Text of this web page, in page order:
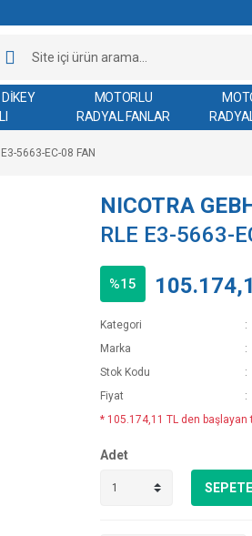
MOTORLU
RADYAL FANLAR
E3-5663-EC-08 FAN
NICOTRA
RLE E3-5663-
%15
Kategori
Marka
Stok Kodu
Fiyat
* 105.174,11 TL den başlayan
Adet